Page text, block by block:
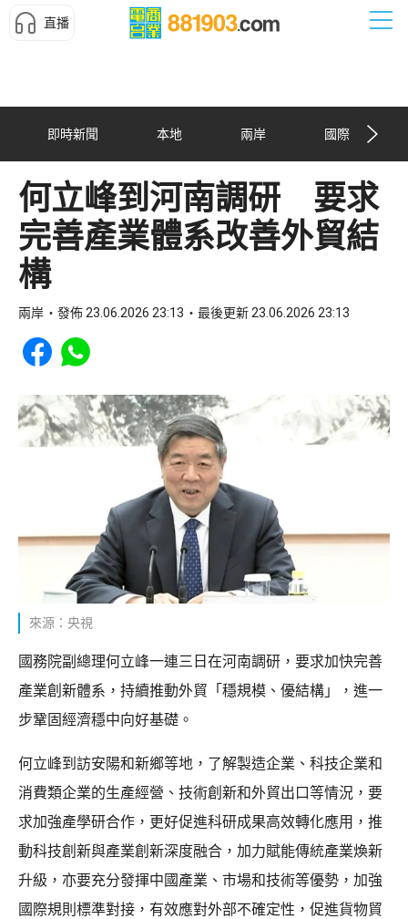
直播
即時新聞 本地 兩岸 國際
何立峰到河南調研 要求
完善產業體系改善外貿結
構
兩岸 發佈 23.06.2026 23:13 最後更新 23.06.2026 23:13
Share to Facebook
Share to WhatsApp
來源：央視
國務院副總理何立峰一連三日在河南調研，要求加快完善
產業創新體系，持續推動外貿「穩規模、優結構」，進一
步鞏固經濟穩中向好基礎。
何立峰到訪安陽和新鄉等地，了解製造企業、科技企業和
消費類企業的生產經營、技術創新和外貿出口等情況，要
求加強產學研合作，更好促進科研成果高效轉化應用，推
動科技創新與產業創新深度融合，加力賦能傳統產業煥新
升級，亦要充分發揮中國產業、市場和技術等優勢，加強
國際規則標準對接，有效應對外部不確定性，促進貨物貿